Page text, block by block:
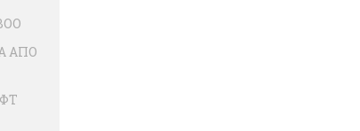
ΑΠΟ